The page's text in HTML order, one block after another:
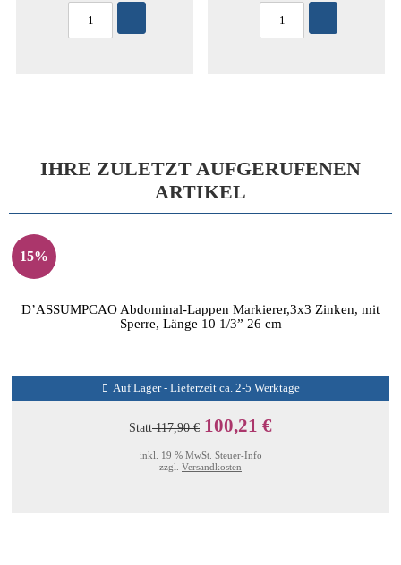
IHRE ZULETZT AUFGERUFENEN
ARTIKEL
15%
D’ASSUMPCAO Abdominal-Lappen Markierer,3x3 Zinken, mit
Sperre, Länge 10 1/3” 26 cm
Auf Lager - Lieferzeit ca. 2-5 Werktage
Statt117,90 € 100,21 €
inkl. 19 % MwSt. Steuer-Info
zzgl. Versandkosten